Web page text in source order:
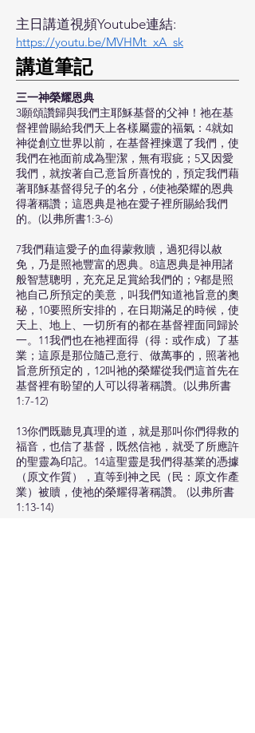
主日講道視頻Youtube連結:
https://youtu.be/MVHMt_xA_sk
​講道筆記
三一神榮耀恩典
3願頌讚歸與我們主耶穌基督的父神！祂在基
督裡曾賜給我們天上各樣屬靈的福氣：4就如
神從創立世界以前，在基督裡揀選了我們，使
我們在祂面前成為聖潔，無有瑕疵；5又因愛
我們，就按著自己意旨所喜悅的，預定我們藉
著耶穌基督得兒子的名分，6使祂榮耀的恩典
得著稱讚；這恩典是祂在愛子裡所賜給我們
的。(以弗所書1:3-6)
7我們藉這愛子的血得蒙救贖，過犯得以赦
免，乃是照祂豐富的恩典。8這恩典是神用諸
般智慧聰明，充充足足賞給我們的；9都是照
祂自己所預定的美意，叫我們知道祂旨意的奧
秘，10要照所安排的，在日期滿足的時候，使
天上、地上、一切所有的都在基督裡面同歸於
一。11我們也在祂裡面得（得：或作成）了基
業；這原是那位隨己意行、做萬事的，照著祂
旨意所預定的，12叫祂的榮耀從我們這首先在
基督裡有盼望的人可以得著稱讚。(以弗所書
1:7-12)
13你們既聽見真理的道，就是那叫你們得救的
福音，也信了基督，既然信祂，就受了所應許
的聖靈為印記。14這聖靈是我們得基業的憑據
（原文作質），直等到神之民（民：原文作產
業）被贖，使祂的榮耀得著稱讚。 (以弗所書
1:13-14)